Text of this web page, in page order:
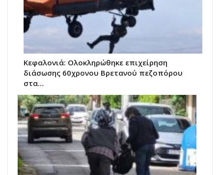
Κεφαλονιά: Ολοκληρώθηκε επιχείρηση
διάσωσης 60χρονου Βρετανού πεζοπόρου
στα…